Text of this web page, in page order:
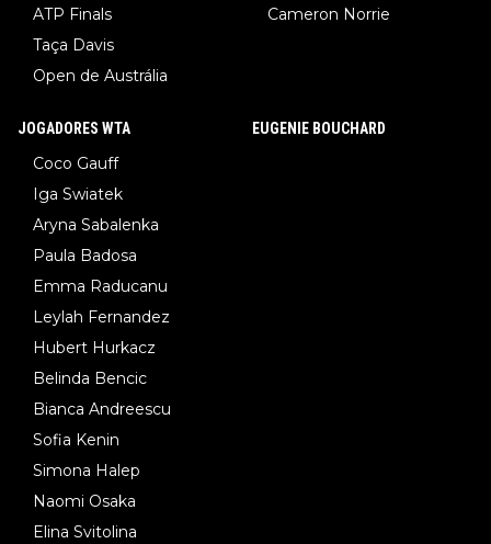
ATP Finals
Taça Davis
Open de Austrália
Cameron Norrie
JOGADORES WTA
Coco Gauff
Iga Swiatek
Aryna Sabalenka
Paula Badosa
Emma Raducanu
Leylah Fernandez
Hubert Hurkacz
Belinda Bencic
Bianca Andreescu
Sofia Kenin
Simona Halep
Naomi Osaka
Elina Svitolina
EUGENIE BOUCHARD